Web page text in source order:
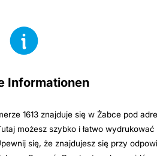
Informationen
1613 znajduje się w Żabce pod
możesz szybko i łatwo
się, że znajdujesz się przy